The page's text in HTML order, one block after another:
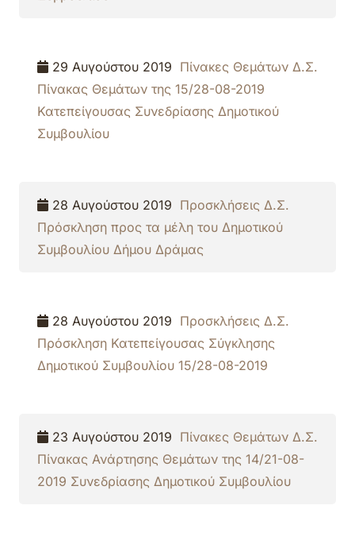
29 Αυγούστου 2019 Πίνακες Θεμάτων Δ.Σ.
Πίνακας Θεμάτων της 15/28-08-2019
Κατεπείγουσας Συνεδρίασης Δημοτικού
Συμβουλίου
28 Αυγούστου 2019 Προσκλήσεις Δ.Σ.
Πρόσκληση προς τα μέλη του Δημοτικού
Συμβουλίου Δήμου Δράμας
28 Αυγούστου 2019 Προσκλήσεις Δ.Σ.
Πρόσκληση Κατεπείγουσας Σύγκλησης
Δημοτικού Συμβουλίου 15/28-08-2019
23 Αυγούστου 2019 Πίνακες Θεμάτων Δ.Σ.
Πίνακας Ανάρτησης Θεμάτων της 14/21-08-
2019 Συνεδρίασης Δημοτικού Συμβουλίου